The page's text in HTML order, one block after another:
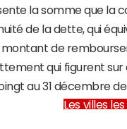
la somme que la
de la dette, qui
de
qui figurent
au 31 décembre
Les villes